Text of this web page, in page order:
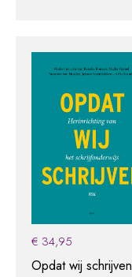
€ 34,95
Opdat wij schrijven